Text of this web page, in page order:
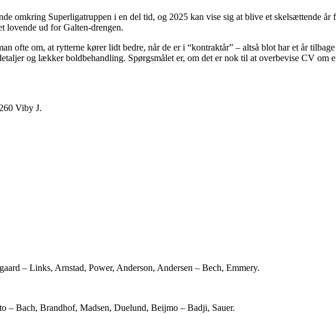
omkring Superligatruppen i en del tid, og 2025 kan vise sig at blive et skelsættende
lovende ud for Galten-drengen.
ofte om, at rytterne kører lidt bedre, når de er i “kontraktår” – altså blot har et år
og lækker boldbehandling. Spørgsmålet er, om det er nok til at overbevise CV om
Viby J.
– Links, Arnstad, Power, Anderson, Andersen – Bech, Emmery.
– Bach, Brandhof, Madsen, Duelund, Beijmo – Badji, Sauer.‬